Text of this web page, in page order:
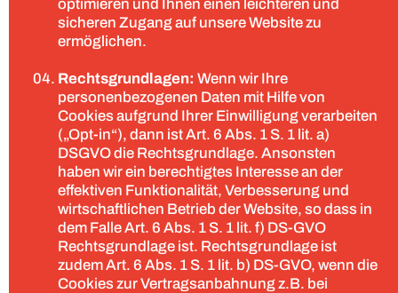
optimieren und Ihnen einen leichteren und
sicheren Zugang auf unsere Website zu
ermöglichen.
Rechtsgrundlagen: Wenn wir Ihre
personenbezogenen Daten mit Hilfe von
Cookies aufgrund Ihrer Einwilligung verarbeiten
(„Opt-in“), dann ist Art. 6 Abs. 1 S. 1 lit. a)
DSGVO die Rechtsgrundlage. Ansonsten
haben wir ein berechtigtes Interesse an der
effektiven Funktionalität, Verbesserung und
wirtschaftlichen Betrieb der Website, so dass in
dem Falle Art. 6 Abs. 1 S. 1 lit. f) DS-GVO
Rechtsgrundlage ist. Rechtsgrundlage ist
zudem Art. 6 Abs. 1 S. 1 lit. b) DS-GVO, wenn die
Cookies zur Vertragsanbahnung z.B. bei